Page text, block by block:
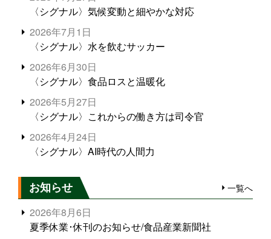
〈シグナル〉気候変動と細やかな対応
2026年7月1日
〈シグナル〉水を飲むサッカー
2026年6月30日
〈シグナル〉食品ロスと温暖化
2026年5月27日
〈シグナル〉これからの働き方は司令官
2026年4月24日
〈シグナル〉AI時代の人間力
お知らせ 一覧へ
2026年8月6日
夏季休業･休刊のお知らせ/食品産業新聞社